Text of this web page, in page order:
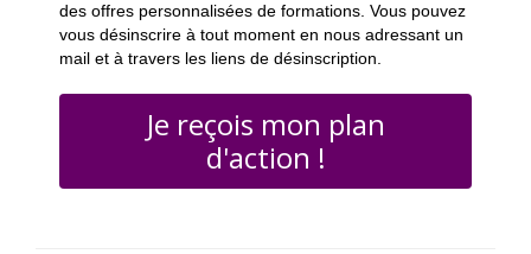
des offres personnalisées de formations. Vous pouvez
vous désinscrire à tout moment en nous adressant un
mail et à travers les liens de désinscription.
Je reçois mon plan
d'action !